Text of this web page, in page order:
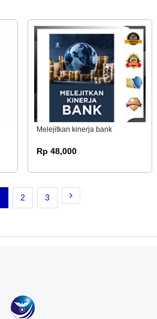
Melejitkan kinerja bank
Rp 48,000
2 3